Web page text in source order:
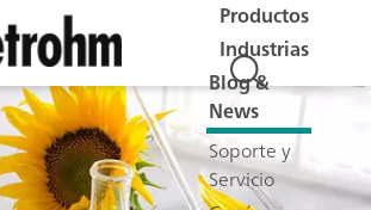
Productos
Industrias
Blog &
News
Soporte y
Servicio